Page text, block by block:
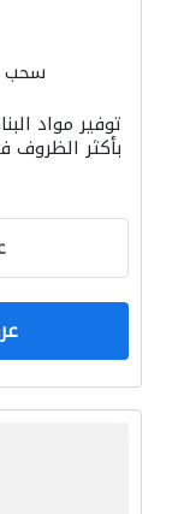
سحب
توفير مواد
بأكثر الظروف